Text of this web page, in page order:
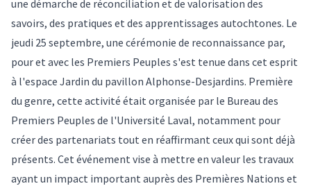
une démarche de réconciliation et de valorisation des
savoirs, des pratiques et des apprentissages autochtones. Le
jeudi 25 septembre, une cérémonie de reconnaissance par,
pour et avec les Premiers Peuples s'est tenue dans cet esprit
à l'espace Jardin du pavillon Alphonse-Desjardins. Première
du genre, cette activité était organisée par le Bureau des
Premiers Peuples de l'Université Laval, notamment pour
créer des partenariats tout en réaffirmant ceux qui sont déjà
présents. Cet événement vise à mettre en valeur les travaux
ayant un impact important auprès des Premières Nations et